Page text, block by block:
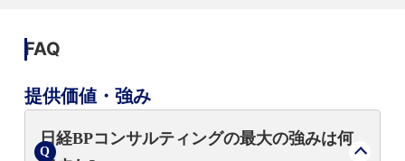
FAQ
提供価値・強み
日経BPコンサルティングの最大の強みは何